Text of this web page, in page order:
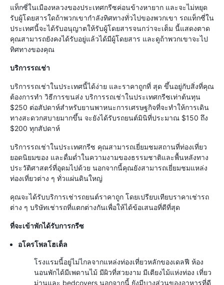
แท็กซี่ในเมืองหลวงของประเทศกรีซค่อนข้างหายาก และจะไม่หยุด
รับผู้โดยสารใดถ้าพวกเขากำลังทิศทางทั่วไปของพวกเขา รถแท็กซี่ใน
ประเทศนี้จะได้รับอนุญาตให้รับผู้โดยสารจนกว่าจะเต็ม นี้แสดงตาด
คุณสามารถยังคงได้รับอยู่แล้วได้มีผู้โดยสาร และดูถ้าพวกเขาจะไป
ทิศทางของคุณ
บริการรถเช่า
บริการรถเช่าในประเทศนี้ได้ง่าย และราคาถูกที่ สุด ขึ้นอยู่กับสิ่งที่คุณ
ต้องการทำ วิธีการขนส่ง บริการรถเช่าในประเทศกรีซเท่าต้นทุน
$250 ต่อสัปดาห์สำหรับยานพาหนะการเศรษฐกิจที่จะทำให้การเดิน
ทางสะดวกสบายมากขึ้น จะยังได้รับรถยนต์มินิที่ประมาณ $150 ถึง
$200 ทุกสัปดาห์
บริการรถเช่าในประเทศกรีซ คุณสามารถเยี่ยมชมสถานที่ท่องเที่ยว
ยอดนิยมของ และดื่มด่ำในความงามของธรรมชาติและพื้นหลังทาง
ประวัติศาสตร์ที่อุดมไปด้วย นอกจากนี้คุณยังสามารถเยี่ยมชมแหล่ง
ท่องเที่ยวต่าง ๆ ทั่วแผ่นดินใหญ่
คุณจะได้รับบริการเช่ารถยนต์ราคาถูก โดยเปรียบเทียบราคาเช่ารถ
ต่าง ๆ บริษัทเช่ารถที่แตกต่างกันเพื่อให้ได้ข้อเสนอที่ดีที่สุด
ที่จะเข้าพักได้รับการกรีซ
อโครโพลโฮเต็ล
โรงแรมนี้อยู่ไม่ไกลจากแหล่งท่องเที่ยวหลักของเดลฟี ห้อง
นอนพักได้มีเพดานไม้ มีผิวที่สวยงาม มีเตียงไม้แห่งท่อง เที่ยว
ม่านและ bedcovers นอกจากนี้ ยังมีบางส่วนของอาหารที่ดี